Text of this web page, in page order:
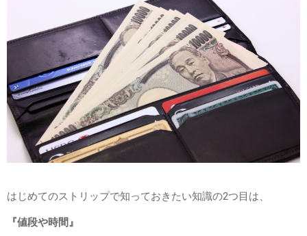
はじめてのストリップで知っておきたい知識の2つ目は、
『値段や時間』